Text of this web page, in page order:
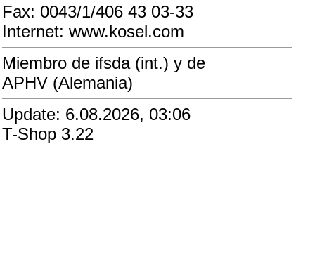
Fax: 0043/1/406 43 03-33
Internet: www.kosel.com
Miembro de ifsda (int.) y de
APHV (Alemania)
Update: 6.08.2026, 03:06
T-Shop 3.22